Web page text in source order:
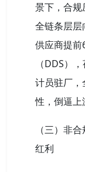
景下，合
全链条层
供应商提
（DDS）
计员驻厂
性，倒逼上
（三）非
红利